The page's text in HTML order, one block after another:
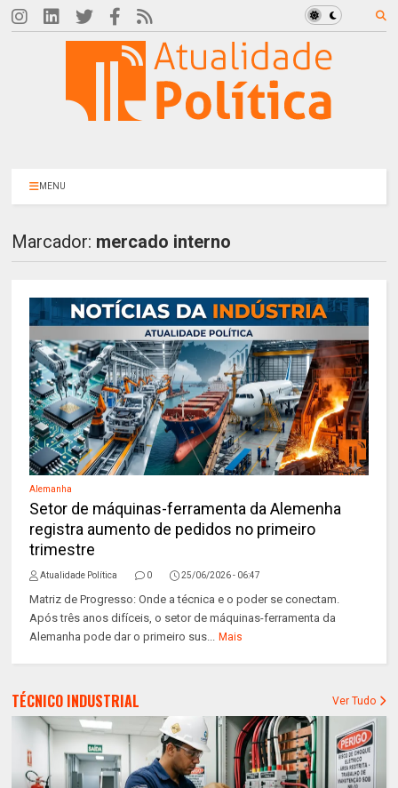
MENU
Marcador: mercado interno
Alemanha
Setor de máquinas-ferramenta da Alemenha
registra aumento de pedidos no primeiro
trimestre
Atualidade Política 0 25/06/2026 - 06:47
Matriz de Progresso: Onde a técnica e o poder se conectam.
Após três anos difíceis, o setor de máquinas-ferramenta da
Alemanha pode dar o primeiro sus... Mais
TÉCNICO INDUSTRIAL Ver Tudo